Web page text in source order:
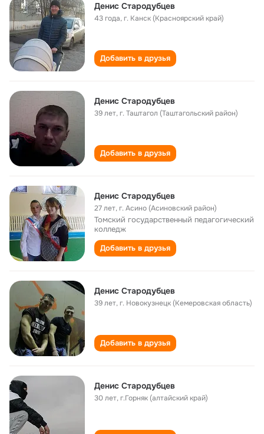
Денис Стародубцев
43 года,г. Канск (Красноярский край)
Добавить в друзья
Денис Стародубцев
39 лет,г. Таштагол (Таштагольский район)
Добавить в друзья
Денис Стародубцев
27 лет,г. Асино (Асиновский район)
Томский государственный педагогический
колледж
Добавить в друзья
Денис Стародубцев
39 лет,г. Новокузнецк (Кемеровская область)
Добавить в друзья
Денис Стародубцев
30 лет,г.Горняк (алтайский край)